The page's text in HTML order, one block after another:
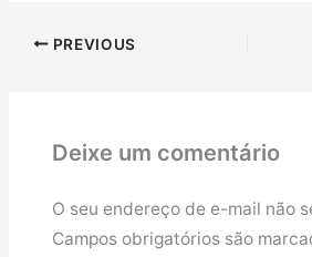
PREVIOUS
Deixe um comentário
O seu endereço de e-mail não
Campos obrigatórios são